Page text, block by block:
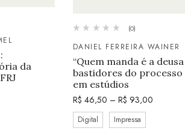
da
(0)
DANIEL FERREIRA WAINER
“Quem manda é a
bastidores do
em estúdios
R$ 46,50 – R$ 93,00
Digital Impressa